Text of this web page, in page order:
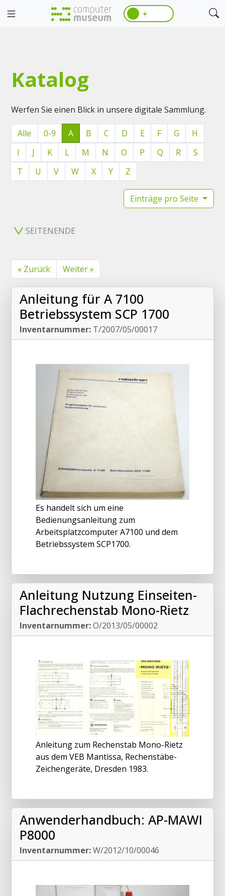
☀️
Katalog
Werfen Sie einen Blick in unsere digitale Sammlung.
Alle 0-9 A B C D E F G
H
I
J K L M N O P Q R
S
T
U V W X Y Z
Einträge pro Seite
SEITENENDE
« Zurück Weiter »
Anleitung für A 7100
Betriebssystem SCP 1700
Inventarnummer: T/2007/05/00017
Es handelt sich um eine
Bedienungsanleitung zum
Arbeitsplatzcomputer A7100 und dem
Betriebssystem SCP1700.
Anleitung Nutzung Einseiten-
Flachrechenstab Mono-Rietz
Inventarnummer:O/2013/05/00002
Anleitung zum Rechenstab Mono-Rietz
aus dem VEB Mantissa, Rechenstäbe-
Zeichengeräte, Dresden 1983.
Anwenderhandbuch: AP-MAWI
P8000
Inventarnummer:W/2012/10/00046